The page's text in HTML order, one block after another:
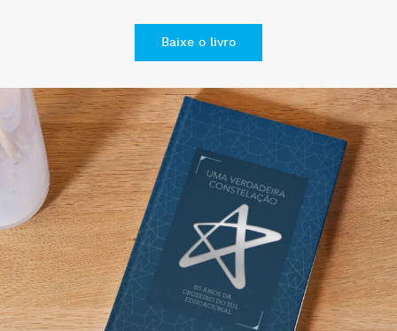
Baixe o livro